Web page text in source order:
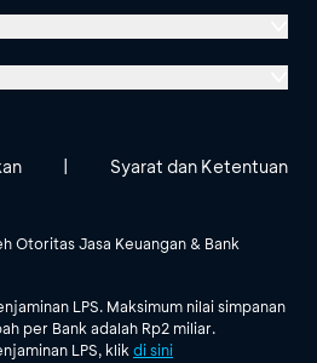
Otoritas Jasa Keuangan & Bank
LPS. Maksimum nilai simpanan
per Bank adalah Rp2 miliar.
LPS, klik di sini
| Syarat dan Ketentuan